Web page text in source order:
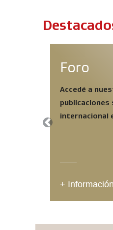
Foro
Accedé a
publicaciones
internacional
+
Previous